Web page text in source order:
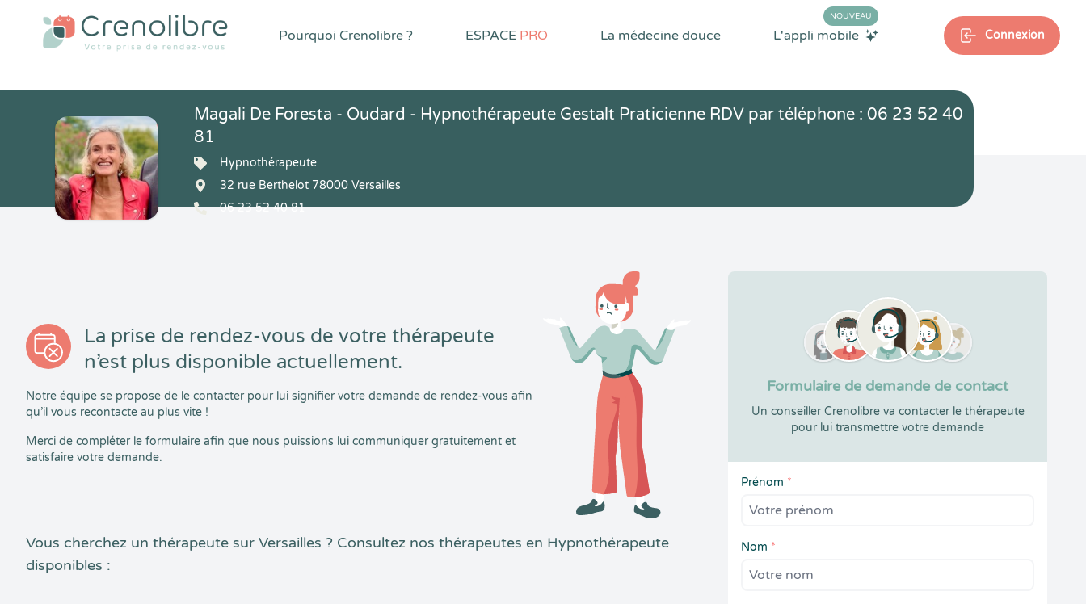
Pourquoi Crenolibre ? ESPACE PRO La médecine douce L'appli mobile
NOUVEAU
Connexion
Magali De Foresta - Oudard - Hypnothérapeute Gestalt Praticienne RDV par téléphone : 06 23 52 40
81
Hypnothérapeute
32 rue Berthelot 78000 Versailles
06 23 52 40 81
La prise de rendez-vous de votre thérapeute
n’est plus disponible actuellement.
Notre équipe se propose de le contacter pour lui signifier votre demande de rendez-vous afin
qu’il vous recontacte au plus vite !
Merci de compléter le formulaire afin que nous puissions lui communiquer gratuitement et
satisfaire votre demande.
Vous cherchez un thérapeute sur Versailles ? Consultez nos thérapeutes en Hypnothérapeute
disponibles :
Formulaire de demande de contact
Un conseiller Crenolibre va contacter le thérapeute
pour lui transmettre votre demande
Prénom *
Nom *